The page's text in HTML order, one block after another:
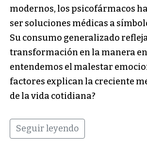
modernos, los psicofármacos
ser soluciones médicas a
Su consumo generalizado
transformación en la manera
entendemos el malestar
factores explican la creciente
de la vida cotidiana?
Seguir leyendo